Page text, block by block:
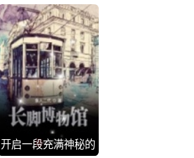
开启一段充满神秘的